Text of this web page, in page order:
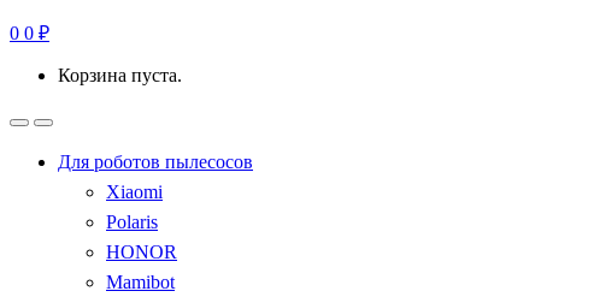
0 0 ₽
Корзина пуста.
Для роботов пылесосов
Xiaomi
Polaris
HONOR
Mamibot